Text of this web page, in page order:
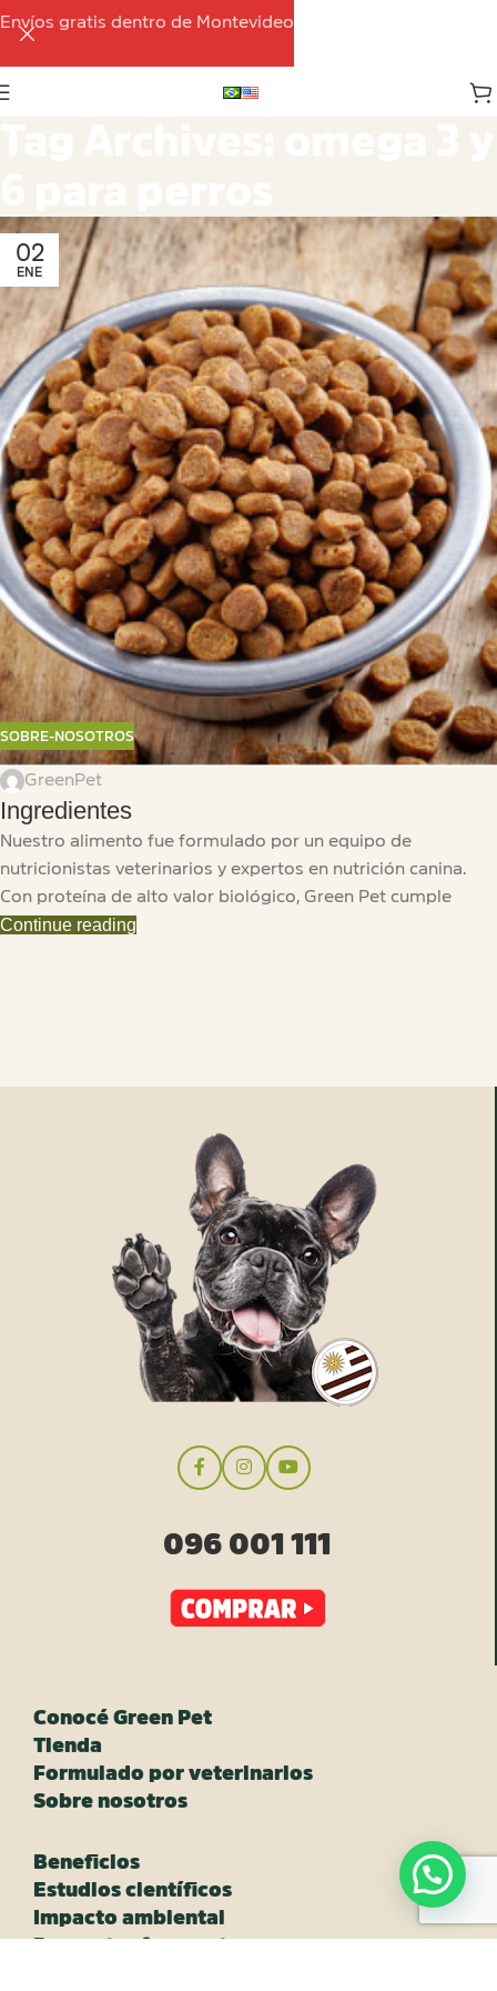
02
ENE
SOBRE-NOSOTROS
GreenPet
Ingredientes
Nuestro alimento fue formulado por un equipo de
nutricionistas veterinarios y expertos en nutrición canina.
Con proteína de alto valor biológico, Green Pet cumple
Continue reading
096 001 111
Conocé Green Pet
Tienda
Formulado por veterinarios
Sobre nosotros
Beneficios
Estudios científicos
Impacto ambiental
Preguntas frecuentes
Envíos gratis dentro de Montevideo